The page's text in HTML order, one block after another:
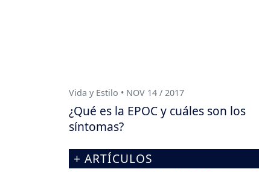
Vida y Estilo • NOV 14 / 2017
¿Qué es la EPOC y cuáles son los
síntomas?
+ ARTÍCULOS